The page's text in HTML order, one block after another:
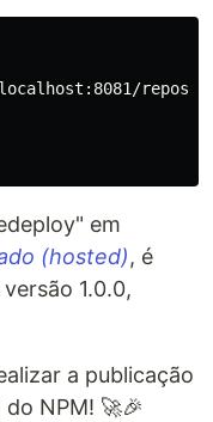
em
(hosted), é
1.0.0,
a publicação
NPM! 🚀🎉